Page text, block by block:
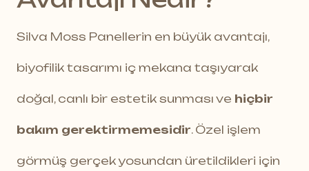
Silva Moss Panellerin en büyük avantajı,
biyofilik tasarımı iç mekana taşıyarak
doğal, canlı bir estetik sunması ve hiçbir
bakım gerektirmemesidir. Özel işlem
görmüş gerçek yosundan üretildikleri için